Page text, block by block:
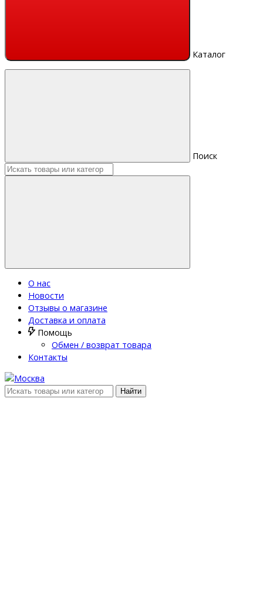
Каталог
Поиск
О нас
Новости
Отзывы о магазине
Доставка и оплата
Помощь
Обмен / возврат товара
Контакты
Найти